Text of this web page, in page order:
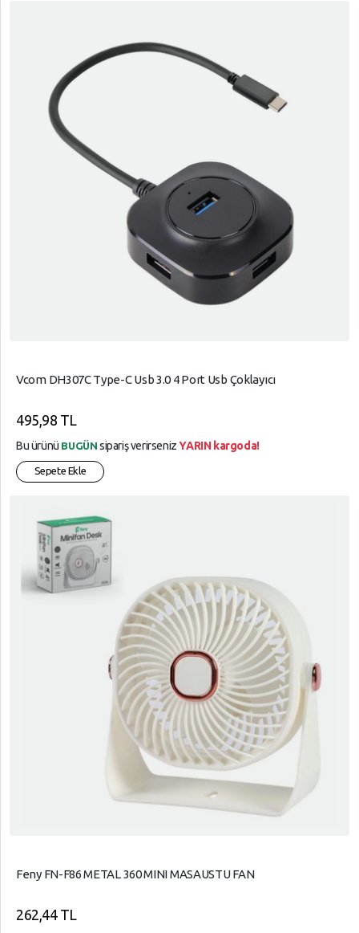
Vcom DH307C Type-C Usb 3.0 4 Port Usb Çoklayıcı
495,98 TL
Bu ürünü BUGÜN sipariş verirsenizYARIN kargoda!
Sepete Ekle
Feny FN-F86 METAL 360 MINI MASAUSTU FAN
262,44 TL